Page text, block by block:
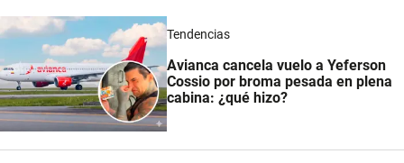
Tendencias
Avianca cancela vuelo a Yeferson
Cossio por broma pesada en plena
cabina: ¿qué hizo?